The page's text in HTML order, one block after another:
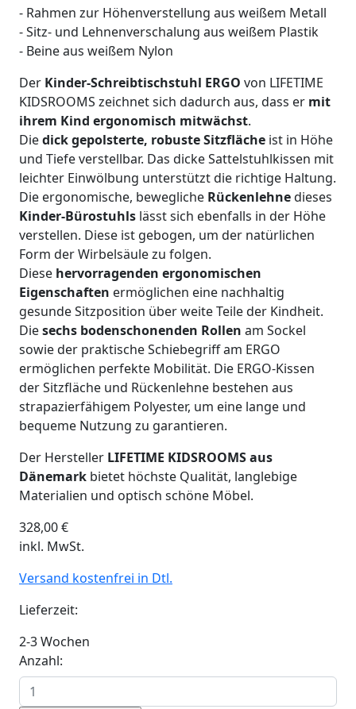
- Rahmen zur Höhenverstellung aus weißem Metall
- Sitz- und Lehnenverschalung aus weißem Plastik
- Beine aus weißem Nylon
Der Kinder-Schreibtischstuhl ERGO von LIFETIME
KIDSROOMS zeichnet sich dadurch aus, dass er mit
ihrem Kind ergonomisch mitwächst.
Diedick gepolsterte, robuste Sitzfläche ist in Höhe
und Tiefe verstellbar. Das dicke Sattelstuhlkissen mit
leichter Einwölbung unterstützt die richtige Haltung.
Die ergonomische, bewegliche Rückenlehnedieses
Kinder-Bürostuhls lässt sich ebenfalls in der Höhe
verstellen. Diese ist gebogen, um der natürlichen
Form der Wirbelsäule zu folgen.
Diese hervorragenden ergonomischen
Eigenschaften ermöglichen eine nachhaltig
gesunde Sitzposition über weite Teile der Kindheit.
Diesechs bodenschonenden Rollen am Sockel
sowie der praktische Schiebegriff am ERGO
ermöglichen perfekte Mobilität. Die ERGO-Kissen
der Sitzfläche und Rückenlehne bestehen aus
strapazierfähigem Polyester, um eine lange und
bequeme Nutzung zu garantieren.
Der Hersteller LIFETIME KIDSROOMS aus
Dänemark bietet höchste Qualität, langlebige
Materialien und optisch schöne Möbel.
328,00€
inkl. MwSt.
Versand kostenfrei in Dtl.
Lieferzeit:
2-3 Wochen
Anzahl: